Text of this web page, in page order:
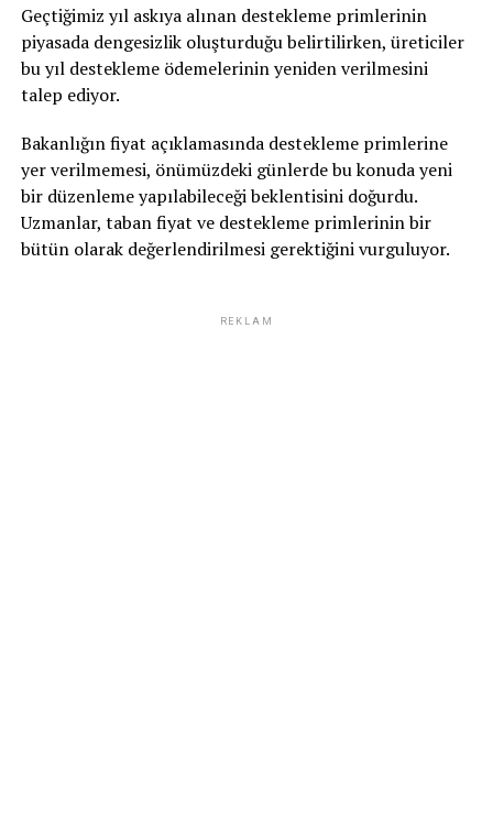
Geçtiğimiz yıl askıya alınan destekleme primlerinin
piyasada dengesizlik oluşturduğu belirtilirken, üreticiler
bu yıl destekleme ödemelerinin yeniden verilmesini
talep ediyor.
Bakanlığın fiyat açıklamasında destekleme primlerine
yer verilmemesi, önümüzdeki günlerde bu konuda yeni
bir düzenleme yapılabileceği beklentisini doğurdu.
Uzmanlar, taban fiyat ve destekleme primlerinin bir
bütün olarak değerlendirilmesi gerektiğini vurguluyor.
REKLAM